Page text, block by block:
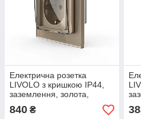
Електрична розетка
LIVOLO з кришкою IP44,
заземлення, золота,
настінна дизайнерська,
скляна рамка, 250В 16А
840 ₴